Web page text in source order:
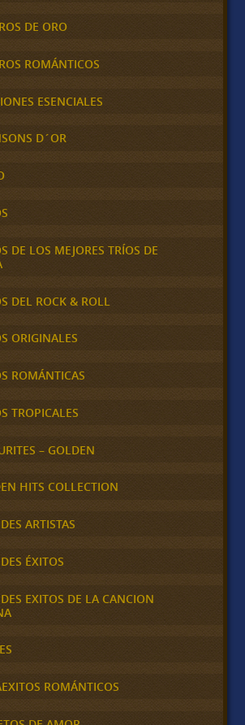
DE ORO
ROMÁNTICOS
ESENCIALES
D´OR
DE LOS MEJORES TRÍOS DE
DEL ROCK & ROLL
ORIGINALES
ROMÁNTICAS
TROPICALES
– GOLDEN
HITS COLLECTION
ARTISTAS
ÉXITOS
EXITOS DE LA CANCION
ROMÁNTICOS